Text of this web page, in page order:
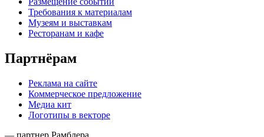
Требования к материалам
Музеям и выставкам
Ресторанам и кафе
Партнёрам
Реклама на сайте
Коммерческое предложение
Медиа кит
Логотипы в векторе
— партнер Рамблера